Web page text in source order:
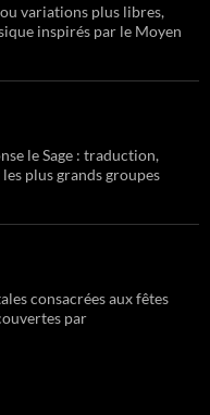
variations plus libres,
inspirés par le Moyen
le Sage : traduction,
plus grands groupes
consacrées aux fêtes
par